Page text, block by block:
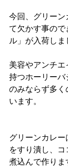
今回、グリーン
て欠かす事の
ル」が入荷しま
美容やアンチ
持つホーリー
のみならず多く
います。
グリーンカレ
をすり潰し、
煮込んで作り